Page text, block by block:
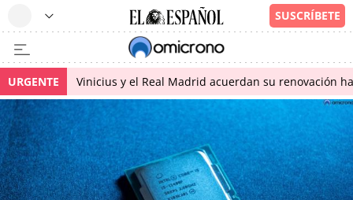
URGENTE Vinicius y el Real Madrid acuerdan su renovación